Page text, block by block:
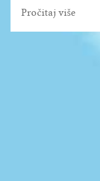
Pročitaj više